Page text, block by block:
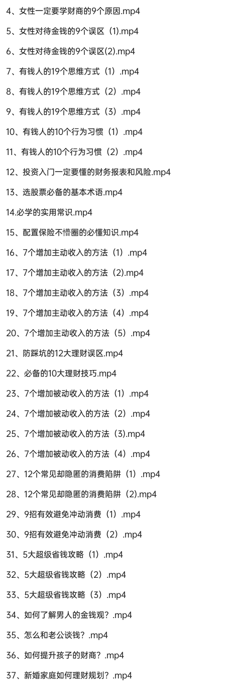
4、女性一定要学财商的9个原因.mp4
5、女性对待金钱的9个误区（1).mp4
6、女性对待金钱的9个误区(2).mp4
7、有钱人的19个思维方式（1）.mp4
8、有钱人的19个思维方式（2）.mp4
9、有钱人的19个思维方式（3）.mp4
10、有钱人的10个行为习惯（1）.mp4
11、有钱人的10个行为习惯（2）.mp4
12、投资入门一定要懂的财务报表和风险.mp4
13、选股票必备的基本术语.mp4
14.必学的实用常识.mp4
15、配置保险不懵圈的必懂知识.mp4
16、7个增加主动收入的方法（1）.mp4
17、7个增加主动收入的方法（2).mp4
18、7个增加主动收入的方法（3）.mp4
19、7个增加主动收入的方法（4）.mp4
20、7个增加主动收入的方法（5）.mp4
21、防踩坑的12大理财误区.mp4
22、必备的10大理财技巧.mp4
23、7个增加被动收入的方法（1）.mp4
24、7个增加被动收入的方法（2）.mp4
25、7个增加被动收入的方法（3).mp4
26、7个增加被动收入的方法（4）.mp4
27、12个常见却隐匿的消费陷阱（1）.mp4
28、12个常见却隐匿的消费陷阱（2).mp4
29、9招有效避免冲动消费（1）.mp4
30、9招有效避免冲动消费（2）.mp4
31、5大超级省钱攻略（1）.mp4
32、5大超级省钱攻略（2）.mp4
33、5大超级省钱攻略（3）.mp4
34、如何了解男人的金钱观？.mp4
35、怎么和老公谈钱？.mp4
36、如何提升孩子的财商？.mp4
37、新婚家庭如何理财规划？.mp4